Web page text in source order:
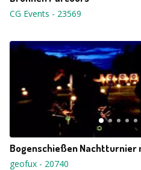
CG Events - 23569
Bogenschießen Nachtturnier
geofux - 20740